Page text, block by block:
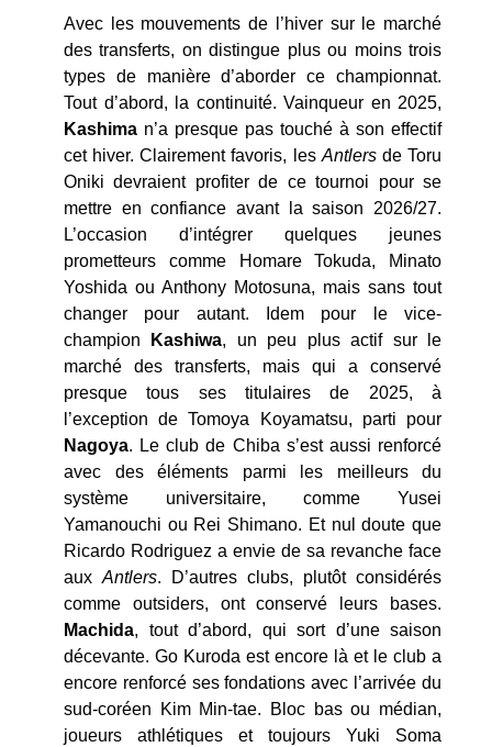
Avec les mouvements de l’hiver sur le marché
des transferts, on distingue plus ou moins trois
types de manière d’aborder ce championnat.
Tout d’abord, la continuité. Vainqueur en 2025,
Kashima n’a presque pas touché à son effectif
cet hiver. Clairement favoris, lesAntlersde Toru
Oniki devraient profiter de ce tournoi pour se
mettre en confiance avant la saison 2026/27.
L’occasion d’intégrer quelques jeunes
prometteurs comme Homare Tokuda, Minato
Yoshida ou Anthony Motosuna, mais sans tout
changer pour autant. Idem pour le vice-
champion
Kashiwa, un peu plus actif sur le
marché des transferts, mais qui a conservé
presque tous ses titulaires de 2025, à
l’exception de Tomoya Koyamatsu, parti pour
Nagoya. Le club de Chiba s’est aussi renforcé
avec des éléments parmi les meilleurs du
système universitaire, comme Yusei
Yamanouchi ou Rei Shimano. Et nul doute que
Ricardo Rodriguez a envie de sa revanche face
auxAntlers. D’autres clubs, plutôt considérés
comme outsiders, ont conservé leurs bases.
Machida, tout d’abord, qui sort d’une saison
décevante. Go Kuroda est encore là et le club a
encore renforcé ses fondations avec l’arrivée du
sud-coréen Kim Min-tae. Bloc bas ou médian,
joueurs athlétiques et toujours Yuki Soma